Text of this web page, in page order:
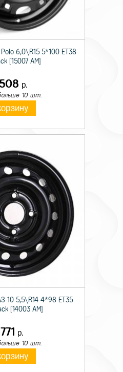
6,0\R15 5*100 ET38
[15007 AM]
р.
10 шт.
10 5,5\R14 4*98 ET35
[14003 AM]
р.
10 шт.